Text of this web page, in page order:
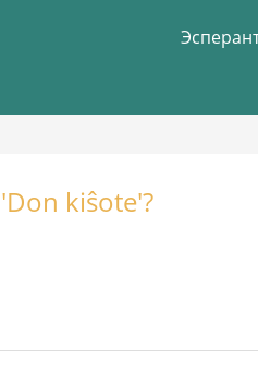
kiŝote'?